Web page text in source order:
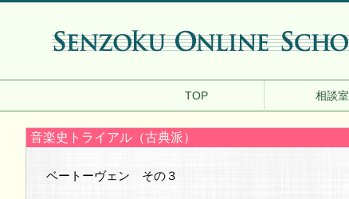
TOP 相談室
音楽史トライアル（古典派）
ベートーヴェン その３